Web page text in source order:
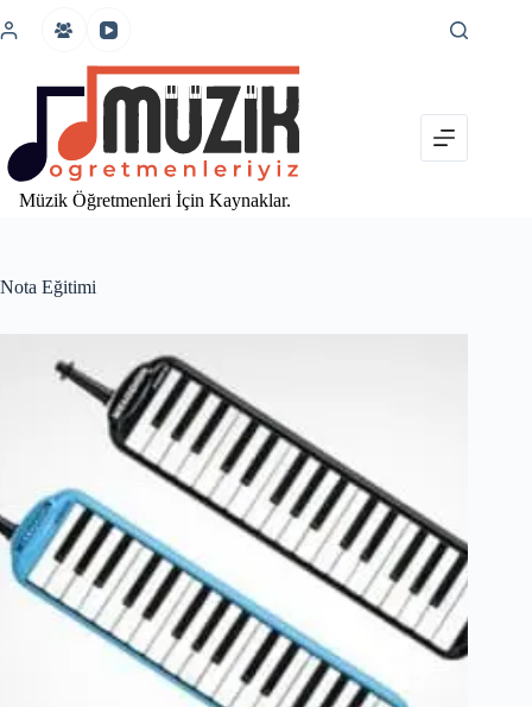
atla
Müzik Öğretmenleri İçin Kaynaklar.
Nota Eğitimi